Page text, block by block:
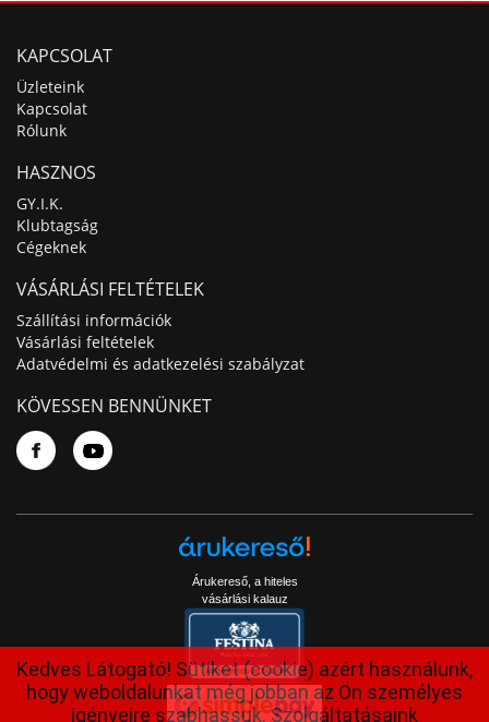
KAPCSOLAT
Üzleteink
Kapcsolat
Rólunk
HASZNOS
GY.I.K.
Klubtagság
Cégeknek
VÁSÁRLÁSI FELTÉTELEK
Szállítási információk
Vásárlási feltételek
Adatvédelmi és adatkezelési szabályzat
KÖVESSEN BENNÜNKET
Árukereső, a hiteles
vásárlási kalauz
Kedves Látogató! Sütiket (cookie) azért használunk,
hogy weboldalunkat még jobban az Ön személyes
igényeire szabhassuk. Szolgáltatásaink